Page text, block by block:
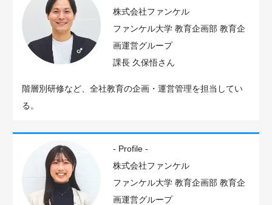
株式会社ファンケル
ファンケル大学 教育企画部 教育企
画運営グループ
課長 久保悟さん
階層別研修など、全社教育の企画・運営管理を担当してい
る。
- Profile -
株式会社ファンケル
ファンケル大学 教育企画部 教育企
画運営グループ